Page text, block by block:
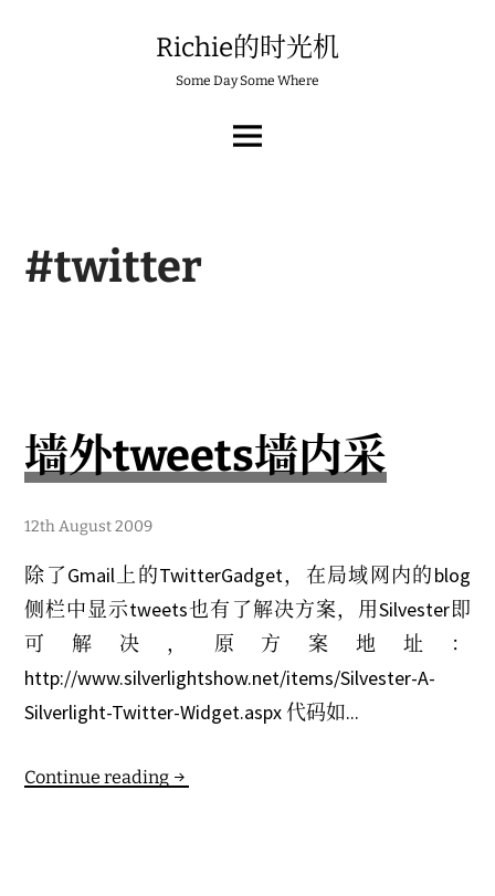
Richie的时光机
Some Day Some Where
MENU
#twitter
墙外tweets墙内采
1
t
h
N
o
v
e
m
b
e
r
0
9
12th August 2009
除了Gmail上的TwitterGadget，在局域网内的blog
侧栏中显示tweets也有了解决方案，用Silvester即
可解决，原方案地址：
http://www.silverlightshow.net/items/Silvester-A-
Silverlight-Twitter-Widget.aspx 代码如...
Continue reading